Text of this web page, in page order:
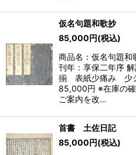
仮名句題和歌抄
85,000円(税込)
商品名：仮名句題和
刊年：享保二年序
揃 表紙少痛み 少
85,000円 ※在庫の
ご案内を改…
首書 土佐日記
85,000円(税込)